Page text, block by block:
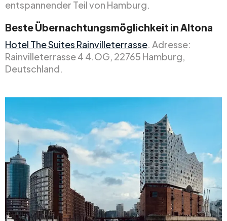
entspannender Teil von Hamburg.
Beste Übernachtungsmöglichkeit in Altona
Hotel The Suites Rainvilleterrasse. Adresse:
Rainvilleterrasse 4 4.OG, 22765 Hamburg,
Deutschland.